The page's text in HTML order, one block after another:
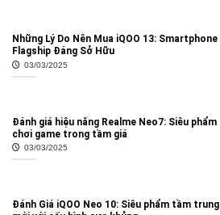
Những Lý Do Nên Mua iQOO 13: Smartphone
Flagship Đáng Sở Hữu
03/03/2025
Đánh giá hiệu năng Realme Neo7: Siêu phẩm
chơi game trong tầm giá
03/03/2025
Đánh Giá iQOO Neo 10: Siêu phẩm tầm trung